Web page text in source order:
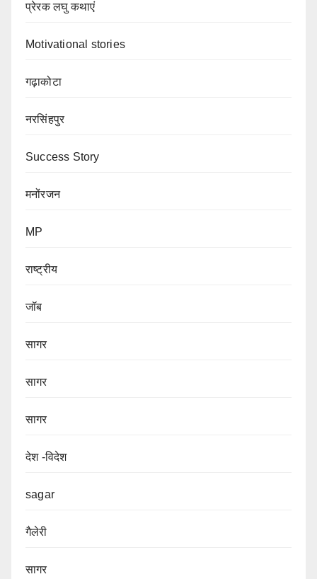
प्रेरक लघु कथाएं
Motivational stories
गढ़ाकोटा
नरसिंहपुर
Success Story
मनोंरजन
MP
राष्ट्रीय
जॉब
सागर
सागर
सागर
देश -विदेश
sagar
गैलेरी
सागर